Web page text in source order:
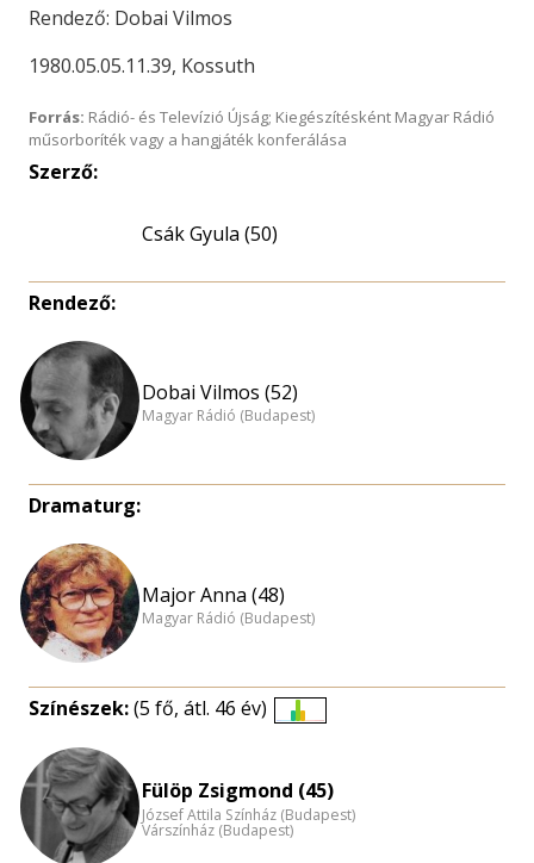
Rendező: Dobai Vilmos
1980.05.05.11.39, Kossuth
Forrás: Rádió- és Televízió Újság; Kiegészítésként Magyar Rádió
műsorboríték vagy a hangjáték konferálása
Szerző:
Csák Gyula (50)
Rendező:
Dobai Vilmos (52)
Magyar Rádió (Budapest)
Dramaturg:
Major Anna (48)
Magyar Rádió (Budapest)
Színészek:(5 fő, átl. 46 év)
nagyítása
Fülöp Zsigmond (45)
József Attila Színház (Budapest)
Várszínház (Budapest)